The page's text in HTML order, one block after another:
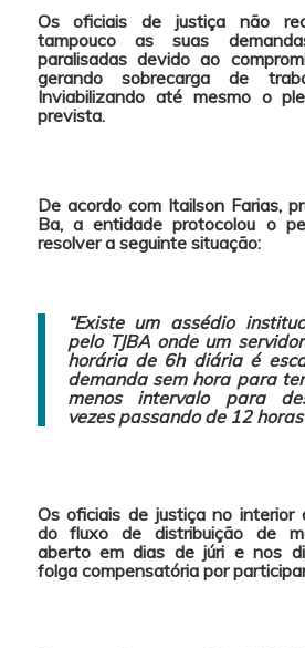
Os oficiais de justiça não
tampouco as suas
paralisadas devido ao
gerando sobrecarga de
Inviabilizando até mesmo o
prevista.
De acordo com Itailson Farias,
Ba, a entidade protocolou o
resolver a seguinte situação:
“Existe um assédio
pelo TJBA onde um
horária de 6h diária é
demanda sem hora para
menos intervalo para
vezes passando de 12 horas
Os oficiais de justiça no interior
do fluxo de distribuição de
abertoem dias de júri e nos
folga compensatória por